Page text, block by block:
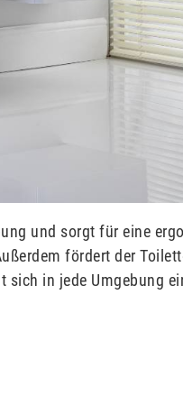
und sorgt für eine
fördert der
sich in jede Umgebung